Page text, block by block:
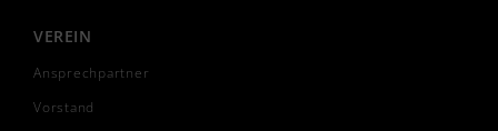
VEREIN
Ansprechpartner
Vorstand